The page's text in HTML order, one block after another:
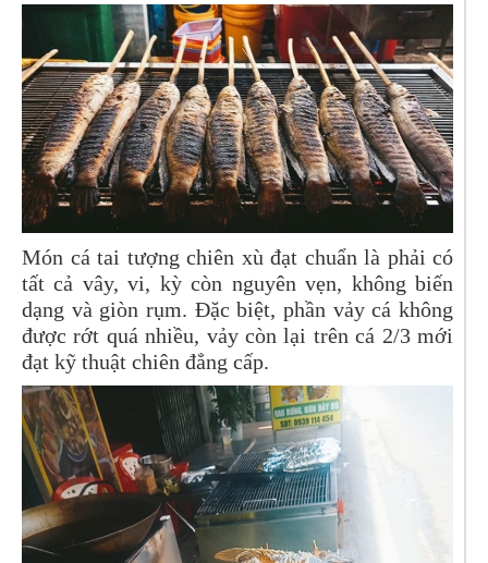
Món cá tai tượng chiên xù đạt chuẩn là phải có
tất cả vây, vi, kỳ còn nguyên vẹn, không biến
dạng và giòn rụm. Đặc biệt, phần vảy cá không
được rớt quá nhiều, vảy còn lại trên cá 2/3 mới
đạt kỹ thuật chiên đẳng cấp.